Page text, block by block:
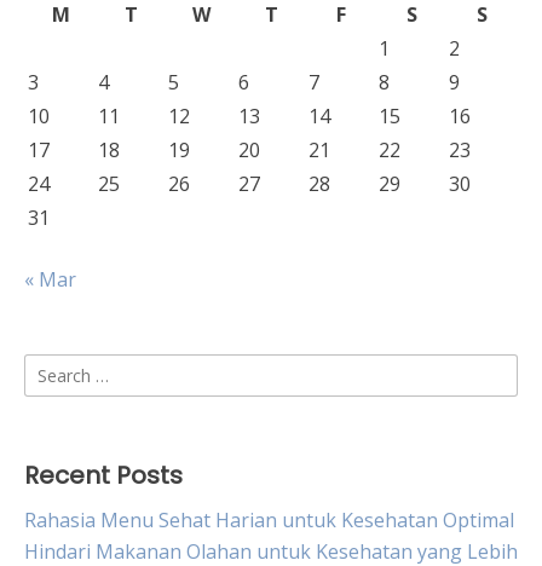
M
T W T F S
S
1
2
3
4 5 6 7 8
9
10
11 12 13 14 15
16
17
18 19 20 21 22
23
24
25 26 27 28 29
30
31
« Mar
Search
for:
Recent Posts
Rahasia Menu Sehat Harian untuk Kesehatan Optimal
Hindari Makanan Olahan untuk Kesehatan yang Lebih